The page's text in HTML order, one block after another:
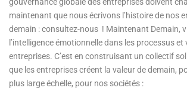
maintenant que nous écrivons l’histoire de nos
demain : consultez-nous ! Maintenant Demain,
l’intelligence émotionnelle dans les processus et
entreprises. C’est en construisant un collectif
que les entreprises créent la valeur de demain,
plus large échelle, pour nos sociétés :